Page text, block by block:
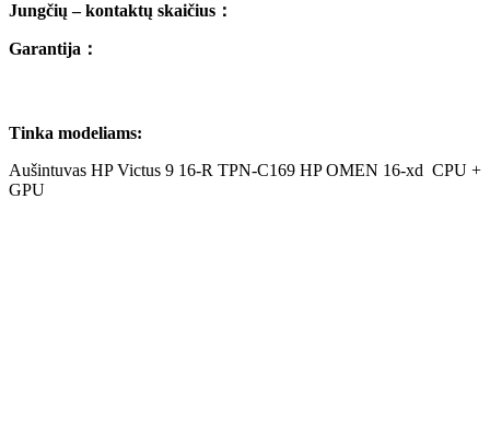
Jungčių – kontaktų skaičius ：
Garantija ：
Tinka modeliams:
Aušintuvas HP Victus 9 16-R TPN-C169 HP OMEN 16-xd CPU +
GPU